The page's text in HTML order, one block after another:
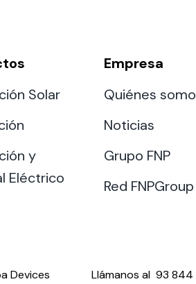
Solar
y
Eléctrico
Empresa
Quiénes
Noticias
Grupo FNP
Red FNPGroup
Devices Llámanos al93 844